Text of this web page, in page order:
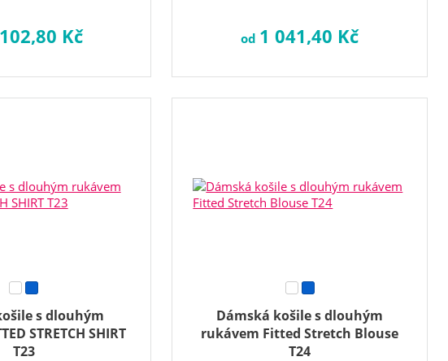
Kč od 1 041,40 Kč
s dlouhým
STRETCH SHIRT
T23
Dámská košile s dlouhým
rukávem Fitted Stretch Blouse
T24